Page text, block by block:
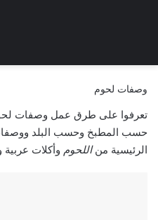
وصفات لحوم
تعرفوا على طرق عمل وصفات
حسب المطبخ وحسب البلد
الرئيسية مناللحوم وأكلات عربية